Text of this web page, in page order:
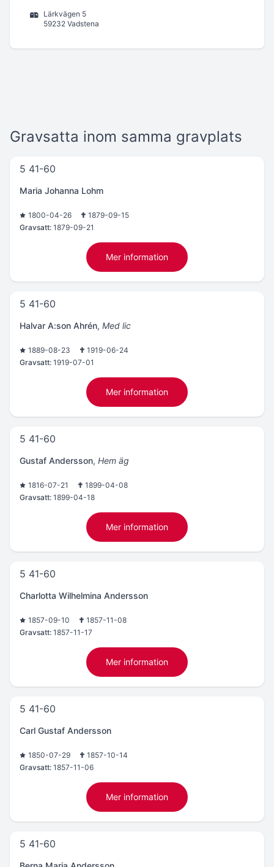
Lärkvägen 5
59232 Vadstena
Gravsatta inom samma gravplats
5 41-60
Maria Johanna Lohm
1800-04-26
1879-09-15
Gravsatt: 1879-09-21
Mer information
5 41-60
Halvar A:son Ahrén, Med lic
1889-08-23
1919-06-24
Gravsatt: 1919-07-01
Mer information
5 41-60
Gustaf Andersson, Hem äg
1816-07-21
1899-04-08
Gravsatt: 1899-04-18
Mer information
5 41-60
Charlotta Wilhelmina Andersson
1857-09-10
1857-11-08
Gravsatt: 1857-11-17
Mer information
5 41-60
Carl Gustaf Andersson
1850-07-29
1857-10-14
Gravsatt: 1857-11-06
Mer information
5 41-60